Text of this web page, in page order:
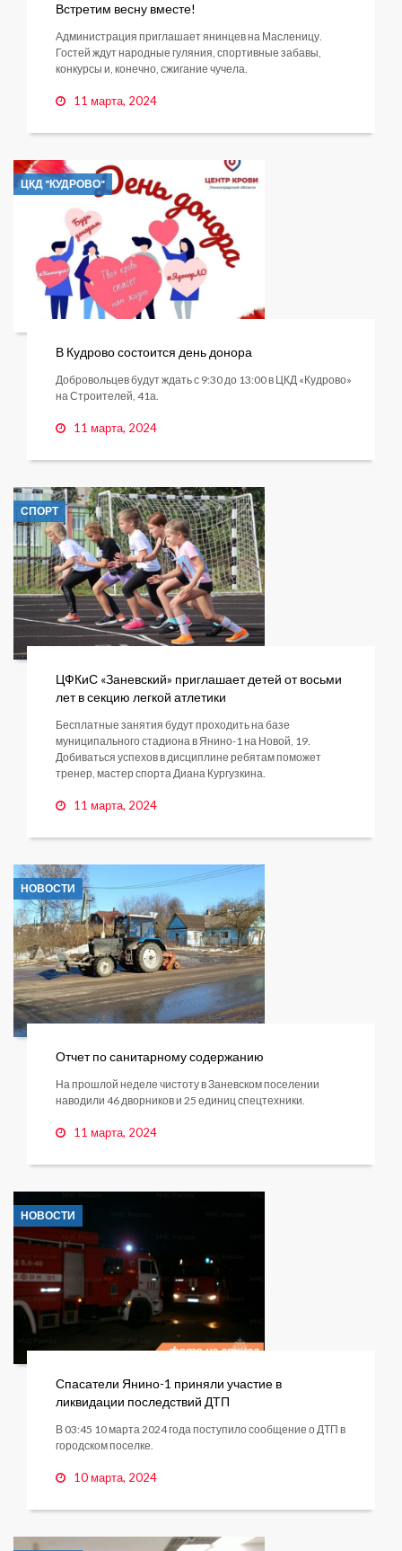
Встретим весну вместе!
Администрация приглашает янинцев на Масленицу.
Гостей ждут народные гуляния, спортивные забавы,
конкурсы и, конечно, сжигание чучела.
11 марта, 2024
ЦКД "КУДРОВО"
В Кудрово состоится день донора
Добровольцев будут ждать с 9:30 до 13:00 в ЦКД «Кудрово»
на Строителей, 41а.
11 марта, 2024
СПОРТ
ЦФКиС «Заневский» приглашает детей от восьми
лет в секцию легкой атлетики
Бесплатные занятия будут проходить на базе
муниципального стадиона в Янино-1 на Новой, 19.
Добиваться успехов в дисциплине ребятам поможет
тренер, мастер спорта Диана Кургузкина.
11 марта, 2024
НОВОСТИ
Отчет по санитарному содержанию
На прошлой неделе чистоту в Заневском поселении
наводили 46 дворников и 25 единиц спецтехники.
11 марта, 2024
НОВОСТИ
Спасатели Янино-1 приняли участие в
ликвидации последствий ДТП
В 03:45 10 марта 2024 года поступило сообщение о ДТП в
городском поселке.
10 марта, 2024